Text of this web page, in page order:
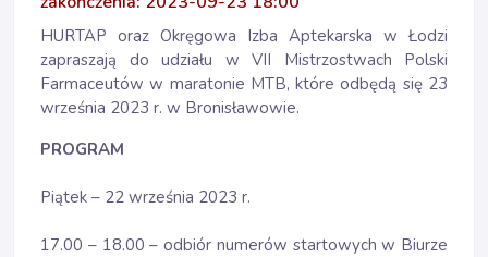
HURTAP oraz Okręgowa Izba Aptekarska w Łodzi
zapraszają do udziału w VII Mistrzostwach Polski
Farmaceutów w maratonie MTB, które odbędą się 23
września 2023 r. w Bronisławowie.
PROGRAM
Piątek – 22 września 2023 r.
17.00 – 18.00 – odbiór numerów startowych w Biurze